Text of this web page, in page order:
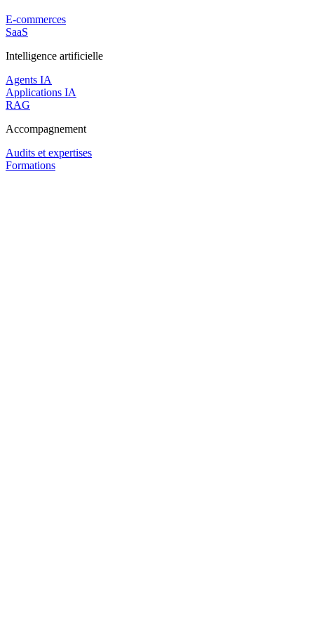
E-commerces
SaaS
Intelligence artificielle
Agents IA
Applications IA
RAG
Accompagnement
Audits et expertises
Formations